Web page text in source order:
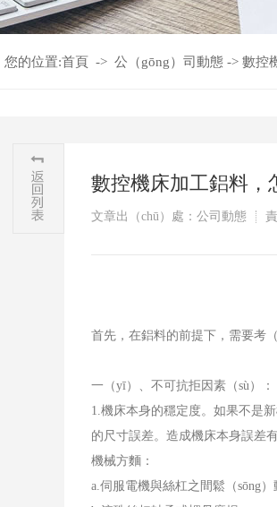
您的位置:首頁 -> 公（gōng）司動態 -> 數控
數控機床加工鋁料，
文章出（chū）處：公司動態
首先，在鋁料的前提下，需要考
一（yī）、不可抗拒因素（sù）：
1.機床本身的穩定度。如果不是
的尺寸誤差。造成機床本身誤差
機械方麵：
a.伺服電機與絲杠之間鬆（sōng）